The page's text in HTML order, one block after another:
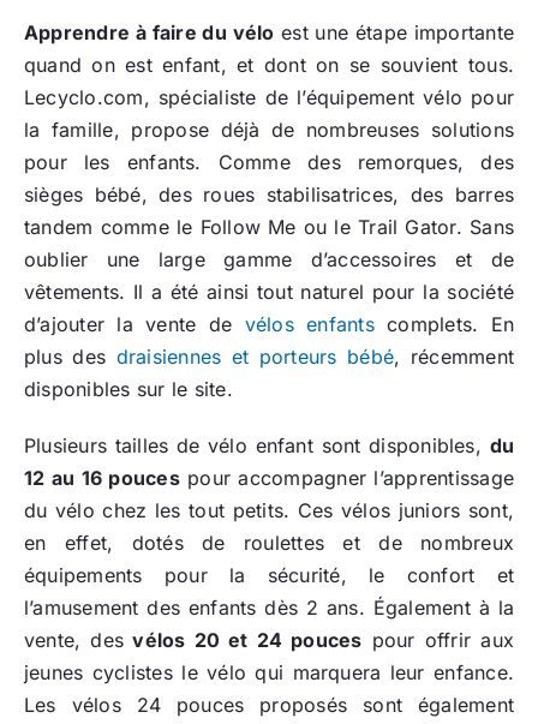
Apprendre à faire du vélo est une étape importante
quand on est enfant, et dont on se souvient tous.
Lecyclo.com, spécialiste de l’équipement vélo pour
la famille, propose déjà de nombreuses solutions
pour les enfants. Comme des remorques, des
sièges bébé, des roues stabilisatrices, des barres
tandem comme le Follow Me ou le Trail Gator. Sans
oublier une large gamme d’accessoires et de
vêtements. Il a été ainsi tout naturel pour la société
d’ajouter la vente de vélos enfantscomplets. En
plus des draisiennes et porteurs bébé, récemment
disponibles sur le site.
Plusieurs tailles de vélo enfant sont disponibles, du
12 au 16 poucespour accompagner l’apprentissage
du vélo chez les tout petits. Ces vélos juniors sont,
en effet, dotés de roulettes et de nombreux
équipements pour la sécurité, le confort et
l’amusement des enfants dès 2 ans. Également à la
vente, des vélos 20 et 24 pouces pour offrir aux
jeunes cyclistes le vélo qui marquera leur enfance.
Les vélos 24 pouces proposés sont également